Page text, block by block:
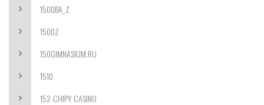
1500BA_Z
1500Z
150GIMNASIUM.RU
1510
152-CHIPY CASINO